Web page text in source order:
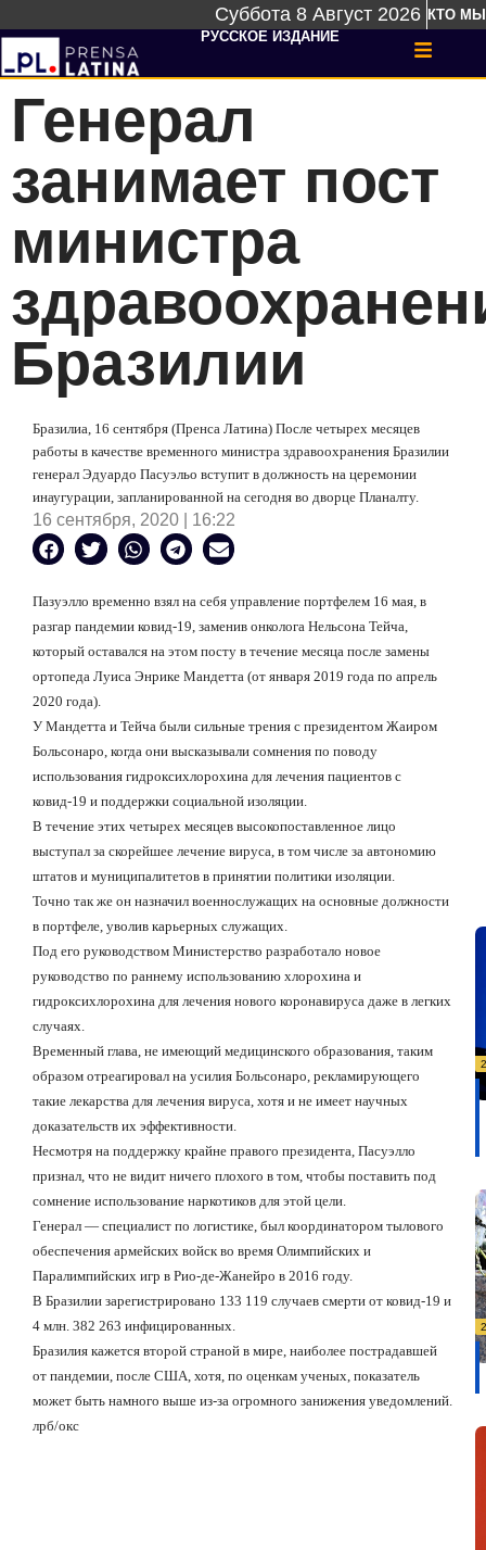
Суббота 8 Август 2026 КТО МЫ
РУССКОЕ ИЗДАНИЕ
Генерал
занимает пост
министра
Бразилии
Бразилиа, 16 сентября (Пренса Латина) После четырех месяцев
работы в качестве временного министра здравоохранения Бразилии
генерал Эдуардо Пасуэльо вступит в должность на церемонии
инаугурации, запланированной на сегодня во дворце Планалту.
16 сентября, 2020 | 16:22
Пазуэлло временно взял на себя управление портфелем 16 мая, в
разгар пандемии ковид-19, заменив онколога Нельсона Тейча,
который оставался на этом посту в течение месяца после замены
ортопеда Луиса Энрике Мандетта (от января 2019 года по апрель
2020 года).
У Мандетта и Тейча были сильные трения с президентом Жаиром
Больсонаро, когда они высказывали сомнения по поводу
использования гидроксихлорохина для лечения пациентов с
ковид-19 и поддержки социальной изоляции.
В течение этих четырех месяцев высокопоставленное лицо
выступал за скорейшее лечение вируса, в том числе за автономию
штатов и муниципалитетов в принятии политики изоляции.
Точно так же он назначил военнослужащих на основные должности
в портфеле, уволив карьерных служащих.
Под его руководством Министерство разработало новое
руководство по раннему использованию хлорохина и
гидроксихлорохина для лечения нового коронавируса даже в легких
случаях.
Временный глава, не имеющий медицинского образования, таким
образом отреагировал на усилия Больсонаро, рекламирующего
такие лекарства для лечения вируса, хотя и не имеет научных
доказательств их эффективности.
Несмотря на поддержку крайне правого президента, Пасуэлло
признал, что не видит ничего плохого в том, чтобы поставить под
сомнение использование наркотиков для этой цели.
Генерал — специалист по логистике, был координатором тылового
обеспечения армейских войск во время Олимпийских и
Паралимпийских игр в Рио-де-Жанейро в 2016 году.
В Бразилии зарегистрировано 133 119 случаев смерти от ковид-19 и
4 млн. 382 263 инфицированных.
Бразилия кажется второй страной в мире, наиболее пострадавшей
от пандемии, после США, хотя, по оценкам ученых, показатель
может быть намного выше из-за огромного занижения уведомлений.
лрб/окс